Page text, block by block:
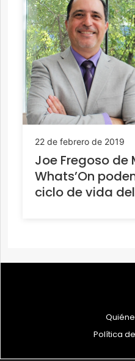
22 de febrero de 2019
Joe Fregoso de
Whats’On
ciclo de vida
Política